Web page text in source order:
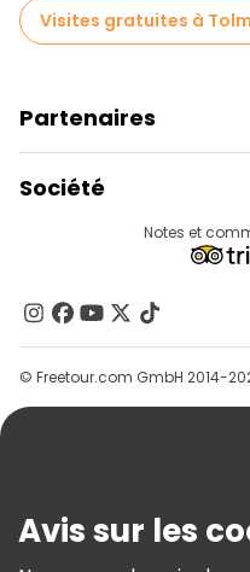
Visites gratuites à
Partenaires
Connexion Du Fournisseur
Programme D’affiliation
Société
Contactez-Nous
Groupes
Aide
Conditions Générales Et
Notes et
© Freetour.com GmbH 2014-
Avis sur les